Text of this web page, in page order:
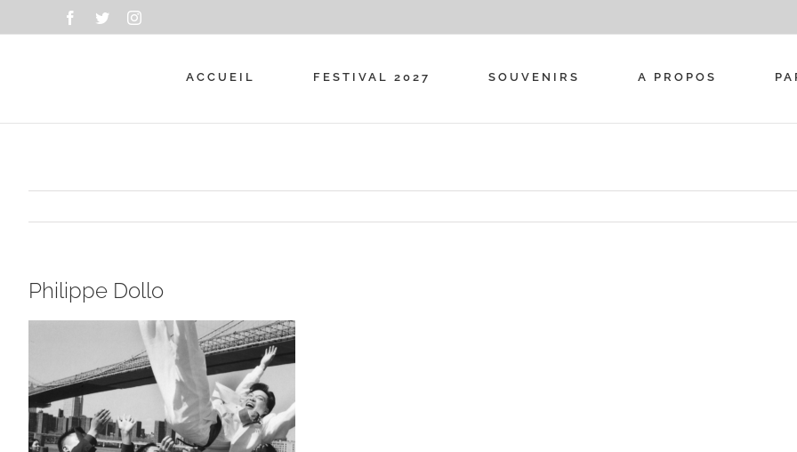
au
Facebook
TwitterInstagram
ACCUEIL FESTIVAL 2027 SOUVENIRS A PROPOS
Philippe Dollo